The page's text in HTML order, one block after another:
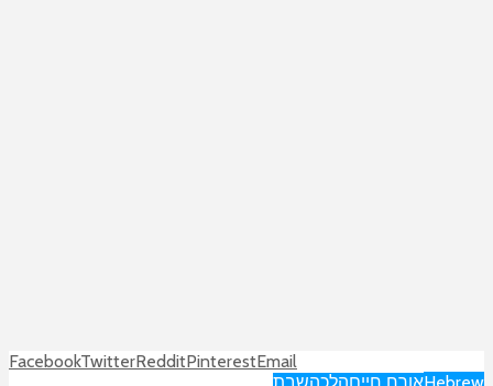
FacebookTwitterRedditPinterestEmail
אורח חייםהלכהשבת